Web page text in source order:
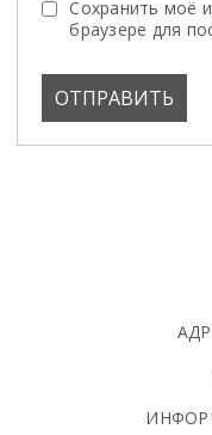
Сохранить моё
браузере для